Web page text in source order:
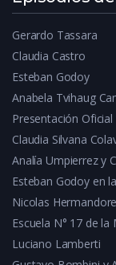
Gerardo Tassara
Claudia Castro
Esteban Godoy
Anabela Tvihaug
Presentación
Claudia Silvana
Analía Umpierrez y
Esteban Godoy en
Nicolas
Escuela N° 17 de la
Luciano Lamberti